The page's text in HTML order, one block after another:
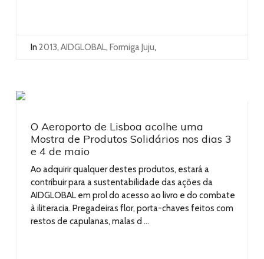
In 2013, AIDGLOBAL, Formiga Juju,
O Aeroporto de Lisboa acolhe uma
Mostra de Produtos Solidários nos dias 3
e 4 de maio
Ao adquirir qualquer destes produtos, estará a
contribuir para a sustentabilidade das ações da
AIDGLOBAL em prol do acesso ao livro e do combate
à iliteracia. Pregadeiras flor, porta-chaves feitos com
restos de capulanas, malas d ...